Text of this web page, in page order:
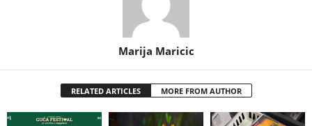
Marija Maricic
RELATED ARTICLES MORE FROM AUTHOR